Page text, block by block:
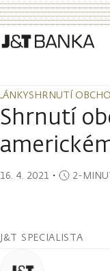
SHRNUTÍ
SHRNUTÍ
Shrnutí
16. 4. 2021 ・ 2-
J&T SPECIALISTA